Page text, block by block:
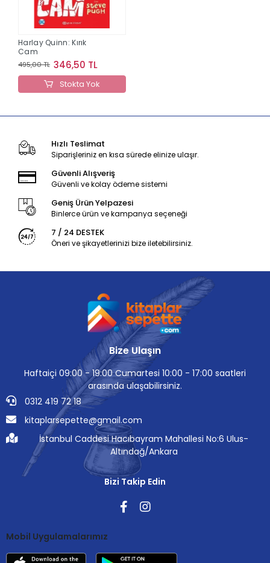
Harlay Quinn: Kırık
Cam
495,00 TL 346,50 TL
Stokta Yok
Hızlı Teslimat
Siparişleriniz en kısa sürede elinize ulaşır.
Güvenli Alışveriş
Güvenli ve kolay ödeme sistemi
Geniş Ürün Yelpazesi
Binlerce ürün ve kampanya seçeneği
7 / 24 DESTEK
Öneri ve şikayetlerinizi bize iletebilirsiniz.
Bize Ulaşın
Haftaiçi 09:00 - 19:00 Cumartesi 10:00 - 17:00 saatleri
arasında ulaşabilirsiniz.
0312 419 72 18
kitaplarsepette@gmail.com
İstanbul Caddesi Hacıbayram Mahallesi No:6 Ulus-
Altındağ/Ankara
Bizi Takip Edin
Mobil Uygulamalarımız